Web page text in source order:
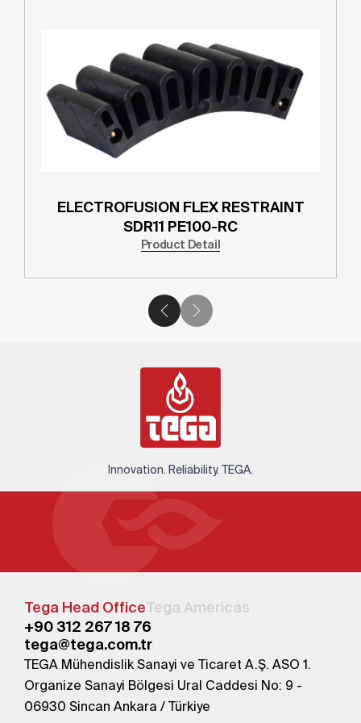
ELECTROFUSION FLEX RESTRAINT
SDR11 PE100-RC
Product Detail
Innovation. Reliability. TEGA.
Tega Head OfficeTega Americas
+90 312 267 18 76
tega@tega.com.tr
TEGA Mühendislik Sanayi ve Ticaret A.Ş. ASO 1.
Organize Sanayi Bölgesi Ural Caddesi No: 9 -
06930 Sincan Ankara / Türkiye